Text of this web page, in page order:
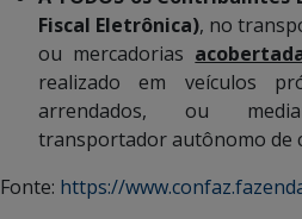
Fiscal Eletrônica), no
ou mercadorias
realizado em veículos
arrendados, ou
transportador autônomo de
Fonte: https://